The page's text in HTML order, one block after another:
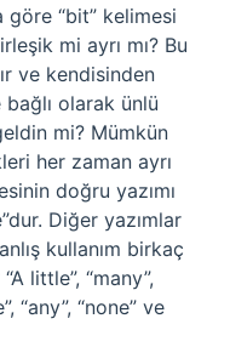
göre “bit” kelimesi
mi ayrı mı? Bu
ve kendisinden
olarak ünlü
mi? Mümkün
her zaman ayrı
doğru yazımı
Diğer yazımlar
kullanım birkaç
little”, “many”,
“any”, “none” ve